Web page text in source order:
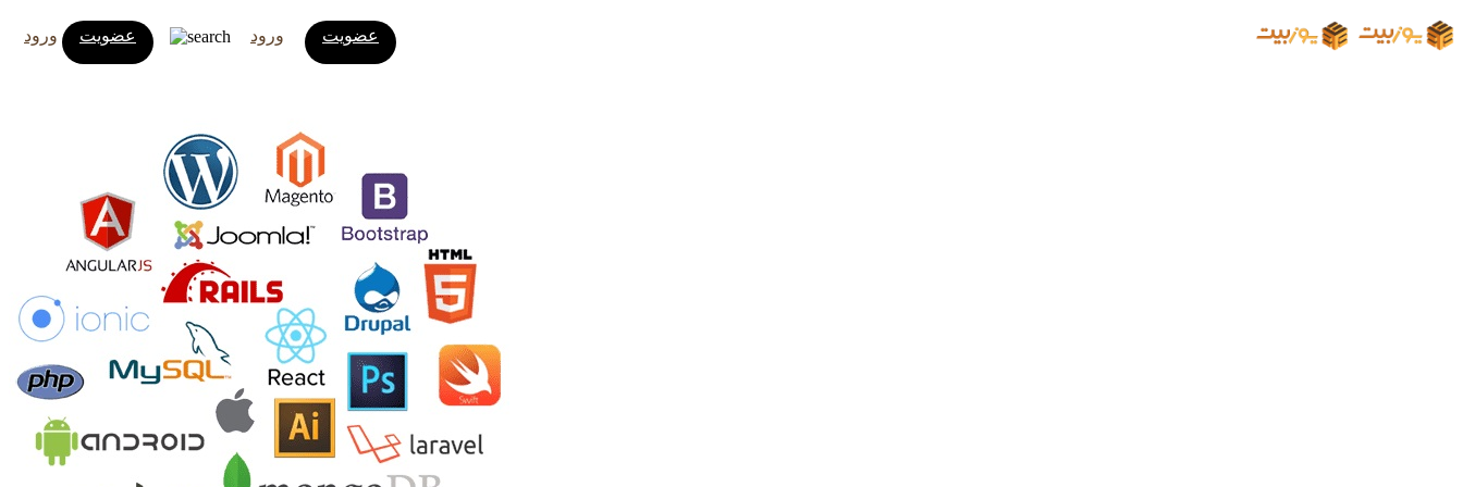
ورود عضویت ورود عضویت